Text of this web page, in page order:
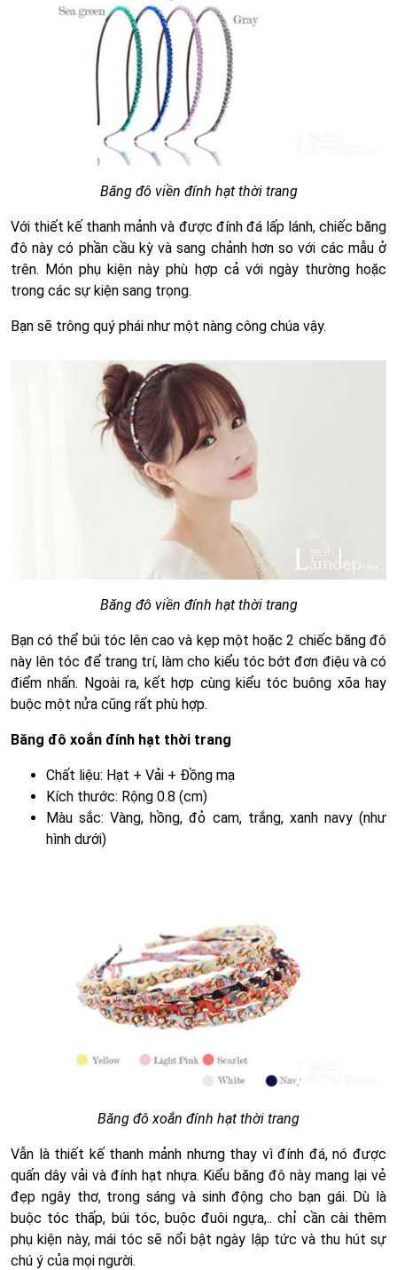
Băng đô viền đính hạt thời trang
Với thiết kế thanh mảnh và được đính đá lấp lánh, chiếc băng
đô này có phần cầu kỳ và sang chảnh hơn so với các mẫu ở
trên. Món phụ kiện này phù hợp cả với ngày thường hoặc
trong các sự kiện sang trọng.
Bạn sẽ trông quý phái như một nàng công chúa vậy.
Băng đô viền đính hạt thời trang
Bạn có thể búi tóc lên cao và kẹp một hoặc 2 chiếc băng đô
này lên tóc để trang trí, làm cho kiểu tóc bớt đơn điệu và có
điểm nhấn. Ngoài ra, kết hợp cùng kiểu tóc buông xõa hay
buộc một nửa cũng rất phù hợp.
Băng đô xoắn đính hạt thời trang
Chất liệu: Hạt + Vải + Đồng mạ
Kích thước: Rộng 0.8 (cm)
Màu sắc: Vàng, hồng, đỏ cam, trắng, xanh navy (như
hình dưới)
Băng đô xoắn đính hạt thời trang
Vẫn là thiết kế thanh mảnh nhưng thay vì đính đá, nó được
quấn dây vải và đính hạt nhựa. Kiểu băng đô này mang lại vẻ
đẹp ngây thơ, trong sáng và sinh động cho bạn gái. Dù là
buộc tóc thấp, búi tóc, buộc đuôi ngựa,.. chỉ cần cài thêm
phụ kiện này, mái tóc sẽ nổi bật ngày lập tức và thu hút sự
chú ý của mọi người.